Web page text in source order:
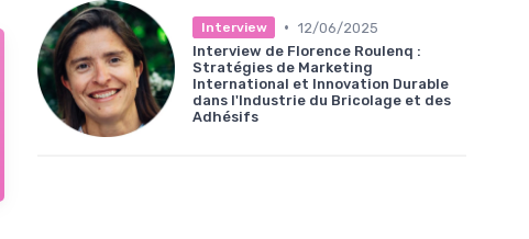
Interview • 12/06/2025
Interview de Florence Roulenq :
Stratégies de Marketing
International et Innovation Durable
dans l'Industrie du Bricolage et des
Adhésifs